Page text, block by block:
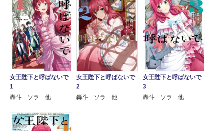
女王陛下と呼ばないで
1
轟斗 ソラ 他
女王陛下と呼ばないで
2
轟斗 ソラ 他
女王陛下と呼ばないで
3
轟斗 ソラ 他